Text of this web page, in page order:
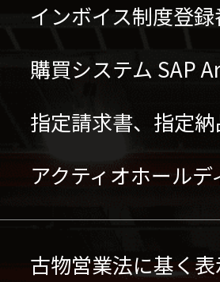
インボイス制度登
購買システム SAP
指定請求書、指定
アクティオホール
古物営業法に基く